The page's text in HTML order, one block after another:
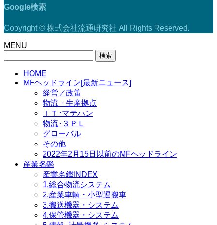
Google検索
Copyright © 株式会社流通研究社 All Rights Reserved.
MENU
HOME
MFヘッドライン[最新ニュース]
経営／政策
物流・生産拠点
ＩＴ･マテハン
物流･３ＰＬ
グローバル
その他
2022年2月15日以前のMFヘッドライン
産業名鑑
産業名鑑INDEX
1.総合物流システム
2.産業車輌・小型運搬車
3.搬送機器・システム
4.保管機器・システム